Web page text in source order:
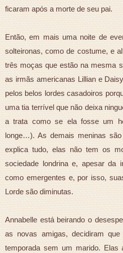
ficaram após a morte de seu pai.
Então, em mais uma noite de
solteironas, como de costume, e
três moças que estão na mesma
as irmãs americanas Lillian e
pelos belos lordes casadoiros
uma tia terrível que não deixa
a trata como se ela fosse um
longe…). As demais meninas
explica tudo, elas não tem os
sociedade londrina e, apesar da
como emergentes e, por isso,
Lorde são diminutas.
Annabelle está beirando o
as novas amigas, decidiram
temporada sem um marido. Elas